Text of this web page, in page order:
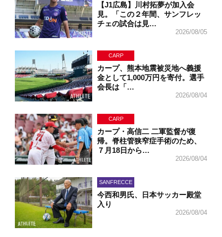
【J1広島】川村拓夢が加入会
見。「この２年間、サンフレッ
チェの試合は見…
2026/08/05
CARP
カープ、熊本地震被災地へ義援
金として1,000万円を寄付。選手
会長は「…
2026/08/04
CARP
カープ・高信二 二軍監督が復
帰。脊柱管狭窄症手術のため、
７月18日から…
2026/08/04
SANFRECCE
今西和男氏、日本サッカー殿堂
入り
2026/08/04